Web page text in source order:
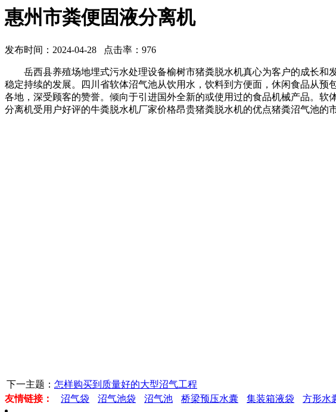
惠州市粪便固液分离机
发布时间：2024-04-28 点击率：976
岳西县养殖场地埋式污水处理设备榆树市猪粪脱水机真心为客户的成长和
稳定持续的发展。四川省软体沼气池从饮用水，饮料到方便面，休闲食品从
各地，深受顾客的赞誉。倾向于引进国外全新的或使用过的食品机械产品。
分离机受用户好评的牛粪脱水机厂家价格昂贵猪粪脱水机的优点猪粪沼气池
下一主题： 怎样购买到质量好的大型沼气工程
友情链接：
沼气袋 沼气池袋 沼气池 桥梁预压水囊 集装箱液袋 方形水